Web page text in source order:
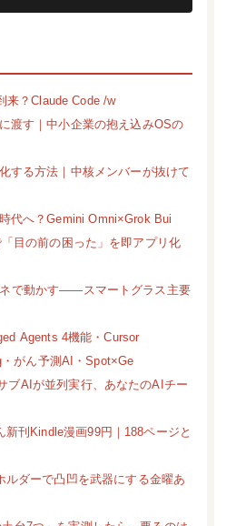
来？Claude Code /w
渡す｜中小企業の抱え込みOSの
する方法｜中核メンバーが抜けて
代へ？Gemini Omni×Grok Bui
目の前の困った」を即アプリ化
で動かす——スマートグラス主要
Agents 4機能・Cursor
がん予測AI・Spot×Ge
ブAIが並列実行、あなたのAIチー
刊Kindle漫画99円｜188ページと
ルダーで凸凹を武器にする金曜あ